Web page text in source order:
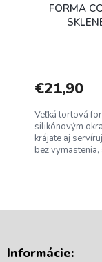
FORMA
€21,90
Veľká tortová
silikónovým
krájate aj
bez vymastenia,
Informácie: